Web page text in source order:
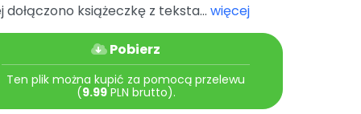
dołączono książeczkę z teksta... więcej
Pobierz
Ten plik można kupić za pomocą przelewu
(9.99PLN brutto).